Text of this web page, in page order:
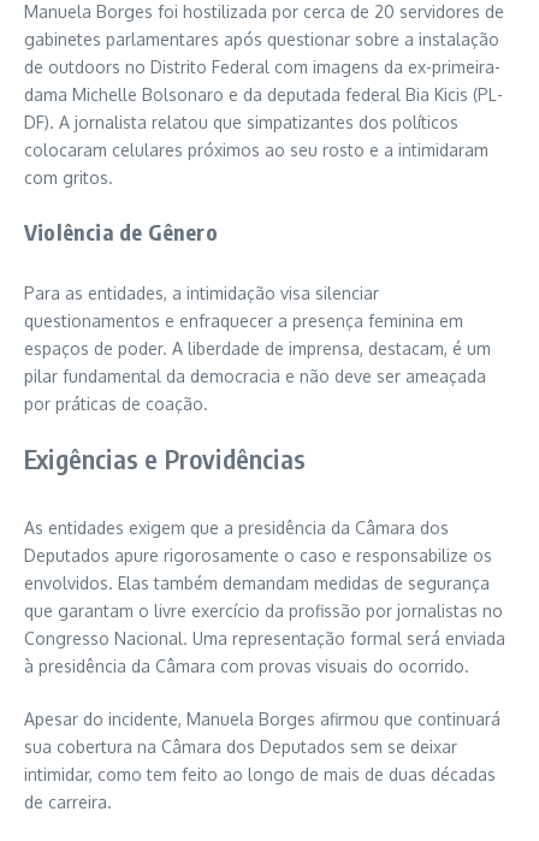
Manuela Borges foi hostilizada por cerca de 20 servidores de
gabinetes parlamentares após questionar sobre a instalação
de outdoors no Distrito Federal com imagens da ex-primeira-
dama Michelle Bolsonaro e da deputada federal Bia Kicis (PL-
DF). A jornalista relatou que simpatizantes dos políticos
colocaram celulares próximos ao seu rosto e a intimidaram
com gritos.
Violência de Gênero
Para as entidades, a intimidação visa silenciar
questionamentos e enfraquecer a presença feminina em
espaços de poder. A liberdade de imprensa, destacam, é um
pilar fundamental da democracia e não deve ser ameaçada
por práticas de coação.
Exigências e Providências
As entidades exigem que a presidência da Câmara dos
Deputados apure rigorosamente o caso e responsabilize os
envolvidos. Elas também demandam medidas de segurança
que garantam o livre exercício da profissão por jornalistas no
Congresso Nacional. Uma representação formal será enviada
à presidência da Câmara com provas visuais do ocorrido.
Apesar do incidente, Manuela Borges afirmou que continuará
sua cobertura na Câmara dos Deputados sem se deixar
intimidar, como tem feito ao longo de mais de duas décadas
de carreira.